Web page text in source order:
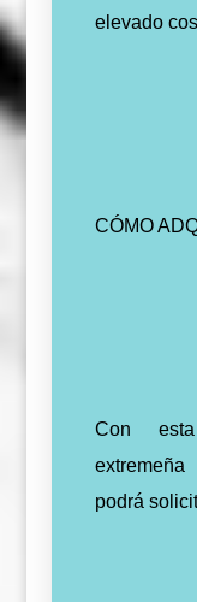
elevado
CÓMO
Con esta
podrá